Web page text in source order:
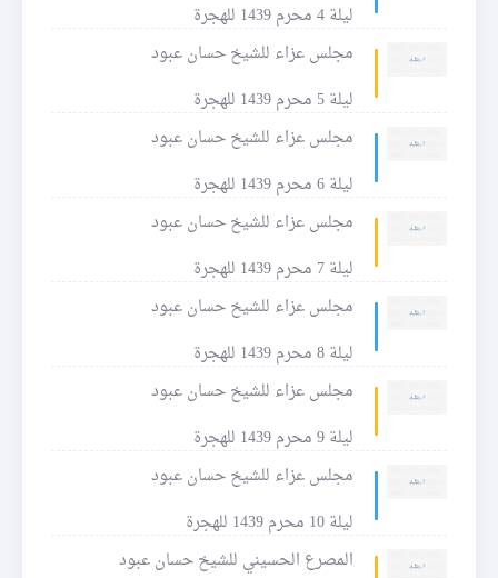
ليلة 4 محرم 1439 للهجرة
مجلس عزاء للشيخ حسان عبود
ليلة 5 محرم 1439 للهجرة
مجلس عزاء للشيخ حسان عبود
ليلة 6 محرم 1439 للهجرة
مجلس عزاء للشيخ حسان عبود
ليلة 7 محرم 1439 للهجرة
مجلس عزاء للشيخ حسان عبود
ليلة 8 محرم 1439 للهجرة
مجلس عزاء للشيخ حسان عبود
ليلة 9 محرم 1439 للهجرة
مجلس عزاء للشيخ حسان عبود
ليلة 10 محرم 1439 للهجرة
المصرع الحسيني للشيخ حسان عبود